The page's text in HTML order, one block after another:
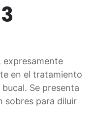
expresamente
en el tratamiento
Se presenta
sobres para diluir